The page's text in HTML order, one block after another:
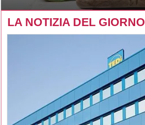
LA NOTIZIA DEL GIORNO